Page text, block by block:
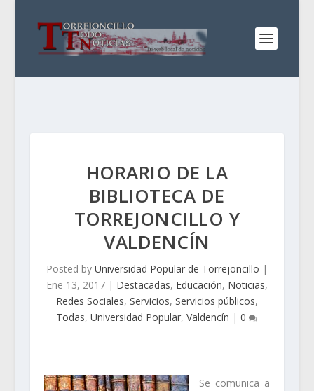
HORARIO DE LA
BIBLIOTECA DE
TORREJONCILLO Y
VALDENCÍN
Posted by Universidad Popular de Torrejoncillo |
Ene 13, 2017| Destacadas, Educación, Noticias,
Redes Sociales, Servicios, Servicios públicos,
Todas,Universidad Popular,Valdencín |0
Se comunica a